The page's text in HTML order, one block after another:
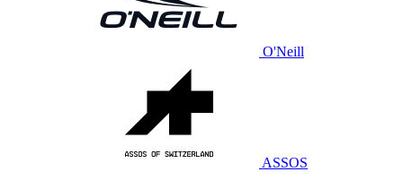
O'Neill
ASSOS